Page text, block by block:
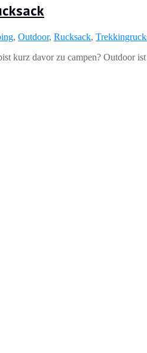
, Outdoor, Rucksack,
kurz davor zu campen? Outdoor